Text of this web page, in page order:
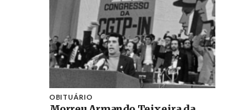
OBITUÁRIO